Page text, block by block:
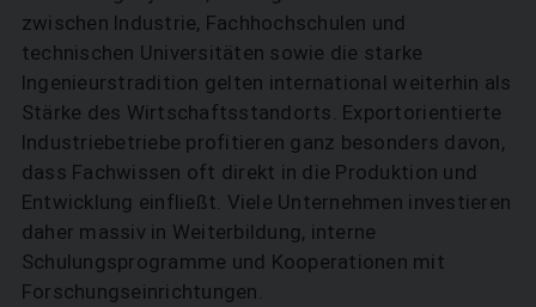
zwischen Industrie, Fachhochschulen und
technischen Universitäten sowie die starke
Ingenieurstradition gelten international weiterhin als
Stärke des Wirtschaftsstandorts. Exportorientierte
Industriebetriebe profitieren ganz besonders davon,
dass Fachwissen oft direkt in die Produktion und
Entwicklung einfließt. Viele Unternehmen investieren
daher massiv in Weiterbildung, interne
Schulungsprogramme und Kooperationen mit
Forschungseinrichtungen.